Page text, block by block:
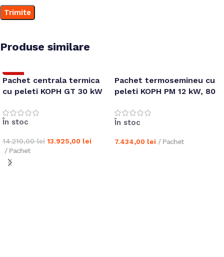
Produse similare
-2%
Pachet centrala termica
cu peleti KOPH GT 30 kW
În stoc
14.210,00lei 13.925,00 lei
/ Pachet
Adaugă în coș
Pachet termosemineu cu
peleti KOPH PM 12 kW, 80
diametru cos fum ⌀80 mm,
pompa recirculare si vas
Bordo
În stoc
7.434,00 lei / Pachet